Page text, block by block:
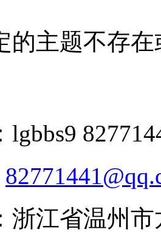
的主题不存
浙江省温州